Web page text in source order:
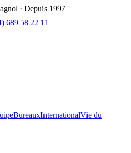
· Depuis 1997
689 58 22 11
BureauxInternationalVie du